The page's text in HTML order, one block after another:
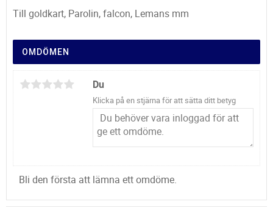
Till goldkart, Parolin, falcon, Lemans mm
OMDÖMEN
Du
Klicka på en stjärna för att sätta ditt betyg
Bli den första att lämna ett omdöme.